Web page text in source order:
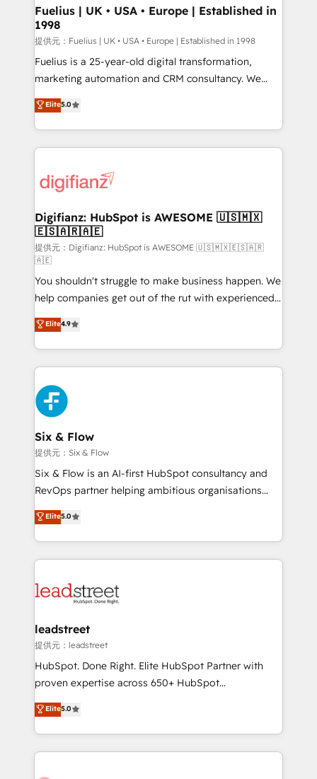
professionals.
for Sales Hub, Marketing Hub, Service Hub, Data
Hub and Website (CMS) • ISO/IEC 27001:2022, ISO
9001:2015 and now... ISO 42001: 2023 certified •
Exclusive AI 'GuardHub' governance framework,
based on ISO 42001 - helping you 'organise
👈 '𝗖𝗼𝗻𝘁𝗮𝗰𝘁 𝗯𝘂𝘀𝗶𝗻𝗲𝘀𝘀' button to get in touch
(𝘸𝘦'𝘳𝘦 𝘴𝘶𝘱𝘦𝘳 𝘳𝘦𝘴𝘱𝘰𝘯𝘴𝘪𝘷𝘦)
Fuelius | UK • USA • Europe | Established in
1998
提供元：Fuelius | UK • USA • Europe | Established in 1998
Fuelius is a 25-year-old digital transformation,
marketing automation and CRM consultancy. We
enable mid-market and enterprise clients to
maximise their return from digital and fuel their
growth. We modernise platforms, streamline
operations that are causing inefficiencies, improve
supercharge revenue operations Key services: • CRM
Transformation / Web Development • RevOps &
Sales Consulting • Marketing Automation What
makes us different? 🚀 Top 0.5% of global HubSpot
agencies ⚙️ The strongest technical ability and
integration capabilities 💼 Consultative, long-term
partners who will embed ourselves into your
business, processes and systems 🏢 We specialise in
working with mid-market and enterprise
organisations, global organisations and those with
complex use cases 🏆 CRM Implementation,
Platform Enablement, Custom Integration and
Onboarding Accredited 🔐 ISO27001 & ISO9001
Certified
Elite5.0
Digifianz: HubSpot is AWESOME 🇺🇸🇲🇽
🇪🇸🇦🇷🇦🇪
提供元：Digifianz: HubSpot is AWESOME 🇺🇸🇲🇽🇪🇸🇦🇷
🇦🇪
You shouldn't struggle to make business happen. We
help companies get out of the rut with experienced,
process-oriented teams implementing HubSpot
Marketing, Sales, Service, CMS and Operations Hub,
so selling and actually engaging with your customers
feels easy and pain-free. We are a top ranked
HubSpot Elite Partner, winner of Rookie of the Year
and Customer First Awards, 4.9/5 rating in HubSpot
Reviews and 4.9/5 rating in Clutch Reviews. Digifianz
helps the following industries: logistics & 3PL, home
improvement & construction, branding and
commercialization, real estate, health, education,
SaaS, Software Dev & IT and consulting, make the
the United States, EU, UAE, Mexico and Latin
America. From casual user to super fan: make
Elite4.9
Six & Flow
提供元：Six & Flow
Six & Flow is an AI-first HubSpot consultancy and
RevOps partner helping ambitious organisations
grow with clarity, confidence, and intelligence.
Operating across the UK, Netherlands, Ireland, and
Canada, we’ve delivered thousands of successful
HubSpot projects for mid-market and enterprise
combine HubSpot, data, and AI to design connected
and technology for predictable, scalable revenue
growth. Our expertise spans RevOps, CRM and data
architecture, AI enablement, and strategic marketing,
delivered through our proprietary FLAIR framework
Partner and ISO 27001:2022 certified consultancy,
we blend strategy, creativity, and technology to help
Elite5.0
leadstreet
提供元：leadstreet
HubSpot. Done Right. Elite HubSpot Partner with
proven expertise across 650+ HubSpot
implementations. With 12+ years of HubSpot
experience, we help you use the HubSpot platform
to its fullest capacity, improve your current HubSpot
website, or build your new one.
Elite5.0